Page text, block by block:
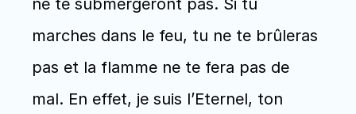
ne te submergeront pas. Si tu
marches dans le feu, tu ne te brûleras
pas et la flamme ne te fera pas de
mal. En effet, je suis l’Eternel, ton